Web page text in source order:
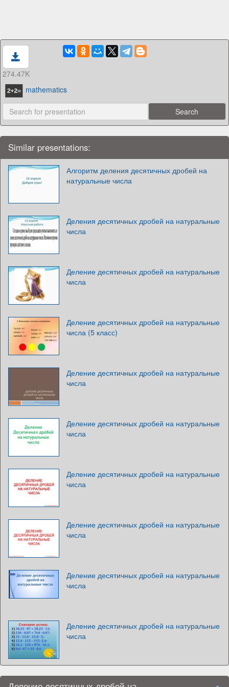
274.47K
mathematics
Similar presentations:
Алгоритм деления десятичных дробей на
натуральные числа
Деления десятичных дробей на натуральные
числа
Деление десятичных дробей на натуральные
числа
Деление десятичных дробей на натуральные
числа (5 класс)
Деление десятичных дробей на натуральные
числа
Деление десятичных дробей на натуральные
числа
Деление десятичных дробей на натуральные
числа
Деление десятичных дробей на натуральные
числа
Деление десятичных дробей на натуральные
числа
Деление десятичных дробей на натуральные
числа